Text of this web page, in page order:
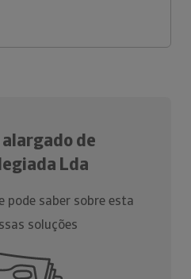
de
Lda
pode saber sobre esta
soluções